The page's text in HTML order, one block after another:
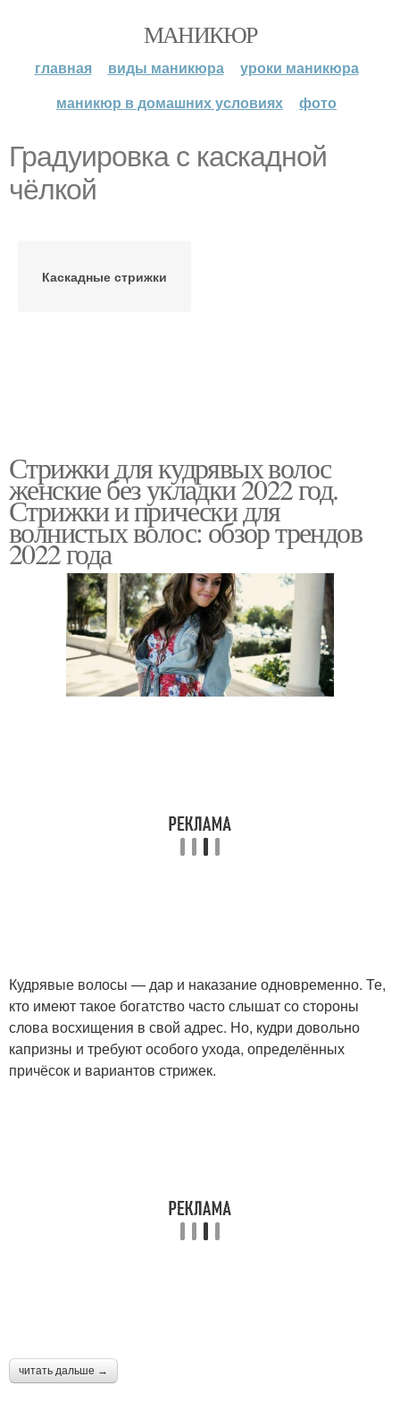
МАНИКЮР
главная виды маникюра
уроки маникюра
маникюр в домашних условиях
фото
Градуировка с каскадной
чёлкой
Каскадные стрижки
Стрижки для кудрявых волос
женские без укладки 2022 год.
Стрижки и прически для
волнистых волос: обзор трендов
2022 года
Кудрявые волосы — дар и наказание одновременно. Те,
кто имеют такое богатство часто слышат со стороны
слова восхищения в свой адрес. Но, кудри довольно
капризны и требуют особого ухода, определённых
причёсок и вариантов стрижек.
читать дальше →